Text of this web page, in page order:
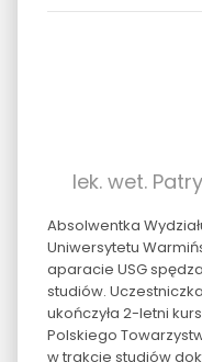
lek. wet.
Absolwentka
Uniwersytetu
aparacie USG
studiów.
ukończyła 2-letni
Polskiego
w trakcie studiów